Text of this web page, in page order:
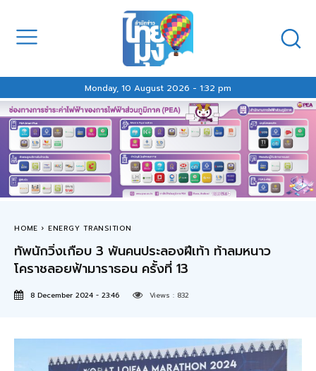
Monday, 10 August 2026 - 1:32 pm
HOME ENERGY TRANSITION
ทัพนักวิ่งเกือบ 3 พันคนประลองฝีเท้า ท้าลมหนาว
โคราชลอยฟ้ามาราธอน ครั้งที่ 13
8 December 2024 - 23:46 Views : 832